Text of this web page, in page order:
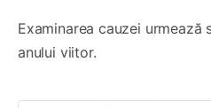
Examinarea cauzei urmează
anului viitor.